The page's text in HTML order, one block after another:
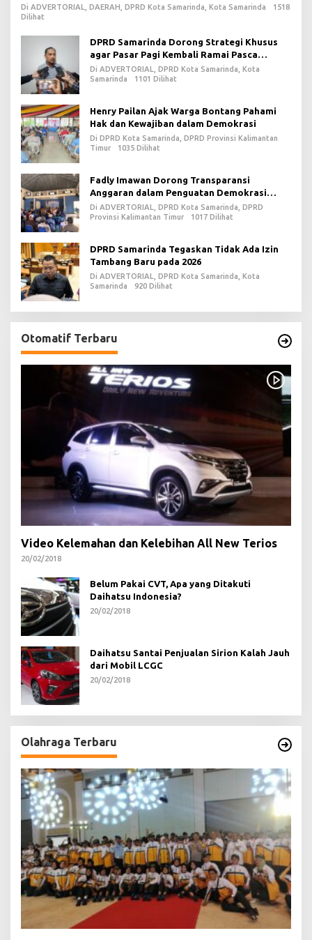
Di ADVERTORIAL, DAERAH, DPRD Kota Samarinda, Kota Samarinda
1518
Dilihat
DPRD Samarinda Dorong Strategi Khusus
agar Pasar Pagi Kembali Ramai Pasca
Revitalisasi
Di ADVERTORIAL, DPRD Kota Samarinda, Kota
Samarinda
1101 Dilihat
Henry Pailan Ajak Warga Bontang Pahami
Hak dan Kewajiban dalam Demokrasi
Di DPRD Kota Samarinda, DPRD Provinsi Kalimantan
Timur
1035 Dilihat
Fadly Imawan Dorong Transparansi
Anggaran dalam Penguatan Demokrasi
Daerah di PPU
Di ADVERTORIAL, DPRD Kota Samarinda, DPRD
Provinsi Kalimantan Timur
1017 Dilihat
DPRD Samarinda Tegaskan Tidak Ada Izin
Tambang Baru pada 2026
Di ADVERTORIAL, DPRD Kota Samarinda, Kota
Samarinda
920 Dilihat
Otomatif Terbaru
Video Kelemahan dan Kelebihan All New Terios
20/02/2018
Belum Pakai CVT, Apa yang Ditakuti
Daihatsu Indonesia?
20/02/2018
Daihatsu Santai Penjualan Sirion Kalah Jauh
dari Mobil LCGC
20/02/2018
Olahraga Terbaru